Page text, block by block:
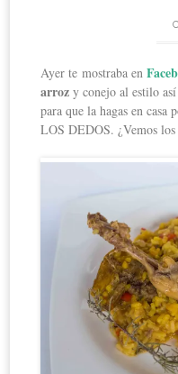
Ayer te mostraba en
arroz y conejo al estilo
para que la hagas en casa
LOS DEDOS. ¿Vemos los